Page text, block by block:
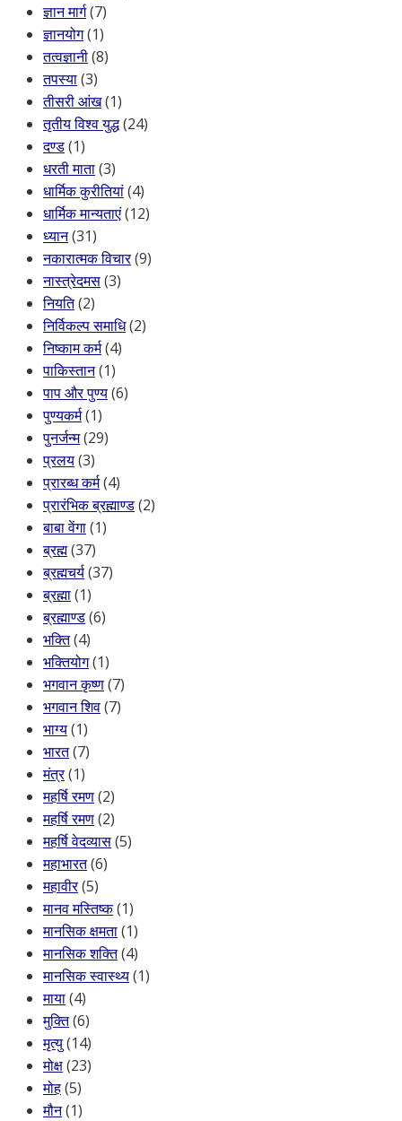
ज्ञान मार्ग(7)
ज्ञानयोग(1)
तत्वज्ञानी(8)
तपस्या(3)
तीसरी आंख(1)
तृतीय विश्व युद्ध(24)
दण्ड(1)
धरती माता(3)
धार्मिक कुरीतियां(4)
धार्मिक मान्यताएं(12)
ध्यान(31)
नकारात्मक विचार(9)
नास्त्रेदमस(3)
नियति(2)
निर्विकल्प समाधि(2)
निष्काम कर्म(4)
पाकिस्तान(1)
पाप और पुण्य(6)
पुण्यकर्म(1)
पुनर्जन्म(29)
प्रलय(3)
प्रारब्ध कर्म(4)
प्रारंभिक ब्रह्माण्ड(2)
बाबा वेंगा(1)
ब्रह्म(37)
ब्रह्मचर्य(37)
ब्रह्मा(1)
ब्रह्माण्ड(6)
भक्ति(4)
भक्तियोग(1)
भगवान कृष्ण(7)
भगवान शिव(7)
भाग्य(1)
भारत(7)
मंत्र(1)
महर्षि रमण(2)
महर्षि रमण(2)
महर्षि वेदव्यास(5)
महाभारत(6)
महावीर(5)
मानव मस्तिष्क(1)
मानसिक क्षमता(1)
मानसिक शक्ति(4)
मानसिक स्वास्थ्य(1)
माया(4)
मुक्ति(6)
मृत्यु(14)
मोक्ष(23)
मोह(5)
मौन(1)